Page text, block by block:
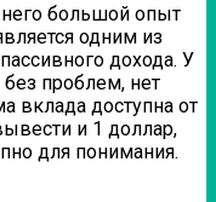
него большой опыт
одним из
дохода. У
проблем, нет
вклада доступна от
и 1 доллар,
для понимания.